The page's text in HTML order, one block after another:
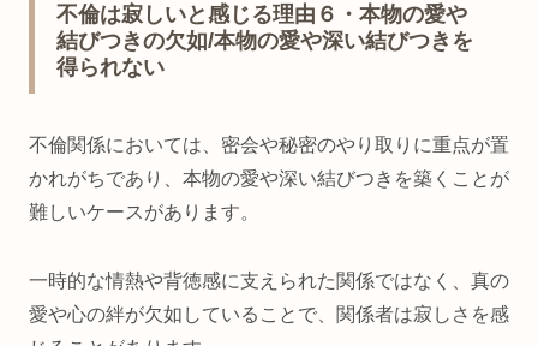
不倫は寂しいと感じる理由６・本物の愛や
結びつきの欠如/本物の愛や深い結びつきを
得られない
不倫関係においては、密会や秘密のやり取りに重点が置
かれがちであり、本物の愛や深い結びつきを築くことが
難しいケースがあります。
一時的な情熱や背徳感に支えられた関係ではなく、真の
愛や心の絆が欠如していることで、関係者は寂しさを感